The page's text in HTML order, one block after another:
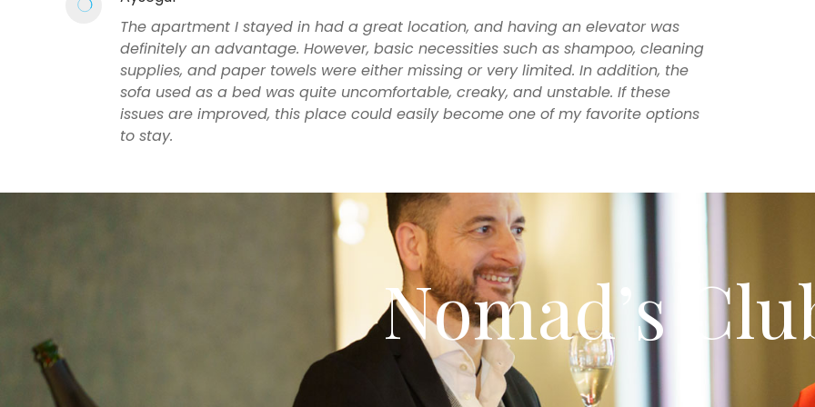
The apartment I stayed in had a great location, and having an elevator was
definitely an advantage. However, basic necessities such as shampoo, cleaning
supplies, and paper towels were either missing or very limited. In addition, the
sofa used as a bed was quite uncomfortable, creaky, and unstable. If these
issues are improved, this place could easily become one of my favorite options
to stay.
Nomad’s